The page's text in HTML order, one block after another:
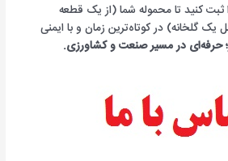
کنید تا محموله شما (از یک قطعه
یک گلخانه) در کوتاه‌ترین زمان و با ایمنی
حرفه‌ای در مسیر صنعت و کشاورزی.